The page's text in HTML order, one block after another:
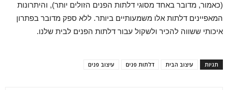
(כאמור, מדובר באחד מסוגי דלתות הפנים הזולים יותר), והיתרונות
המאפיינים דלתות אלו משמעותיים ביותר. ללא ספק מדובר בפתרון
איכותי ששווה להכיר ולשקול עבור דלתות הפנים לבית שלנו.
תגיות עיצוב הבית דלתות פנים עיצוב פנים